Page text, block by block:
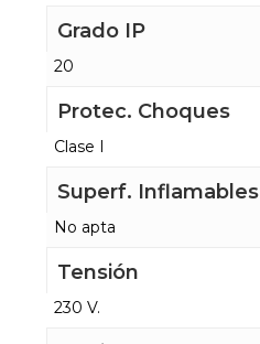
Grado IP
20
Protec. Choques
Clase I
Superf. Inflamables
No apta
Tensión
230 V.